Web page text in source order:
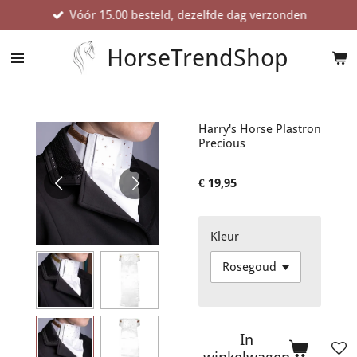
direct
naar
HorseTrendShop
Vóór 15.00 besteld, dezelfde dag verzonden
Harry's Horse Plastron
Precious
€ 19,95
Kleur
In